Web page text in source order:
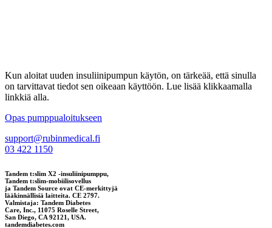
Kun aloitat uuden insuliinipumpun käytön, on tärkeää, että sinulla
on tarvittavat tiedot sen oikeaan käyttöön. Lue lisää klikkaamalla
linkkiä alla.
Opas pumppualoitukseen
support@rubinmedical.fi
03 422 1150
Tandem t:slim X2 -insuliinipumppu,
Tandem t:slim-mobiilisovellus
ja Tandem Source ovat CE-merkittyjä
lääkinnällisiä laitteita. CE 2797.
Valmistaja: Tandem Diabetes
Care, Inc., 11075 Roselle Street,
San Diego, CA 92121, USA.
tandemdiabetes.com